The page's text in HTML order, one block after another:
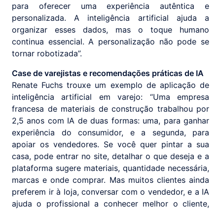
para oferecer uma experiência autêntica e
personalizada. A inteligência artificial ajuda a
organizar esses dados, mas o toque humano
continua essencial. A personalização não pode se
tornar robotizada”.
Case de varejistas e recomendações práticas de IA
Renate Fuchs trouxe um exemplo de aplicação de
inteligência artificial em varejo: “Uma empresa
francesa de materiais de construção trabalhou por
2,5 anos com IA de duas formas: uma, para ganhar
experiência do consumidor, e a segunda, para
apoiar os vendedores. Se você quer pintar a sua
casa, pode entrar no site, detalhar o que deseja e a
plataforma sugere materiais, quantidade necessária,
marcas e onde comprar. Mas muitos clientes ainda
preferem ir à loja, conversar com o vendedor, e a IA
ajuda o profissional a conhecer melhor o cliente,